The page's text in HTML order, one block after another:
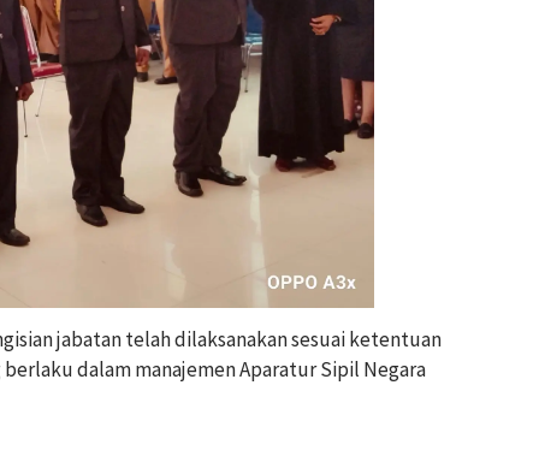
jabatan telah dilaksanakan sesuai ketentuan
dalam manajemen Aparatur Sipil Negara